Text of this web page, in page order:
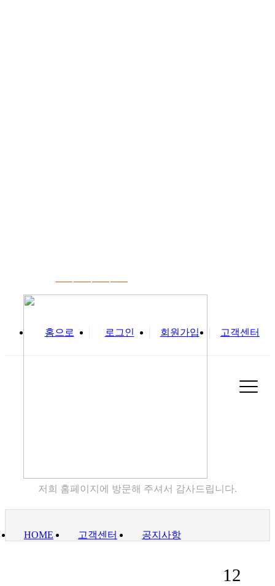
홈으로 로그인 회원가입 고객센터
저희 홈페이지에 방문해 주셔서 감사드립니다.
HOME 고객센터 공지사항
12